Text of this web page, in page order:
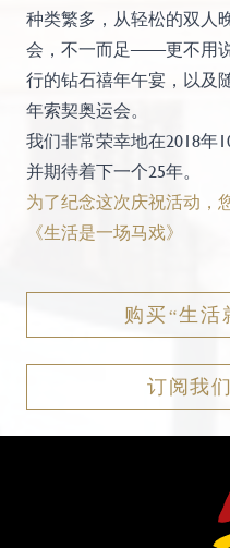
种类繁多，从轻松的双人
会，不一而足——更不用
行的钻石禧年午宴，以及
年索契奥运会。
我们非常荣幸地在2018年
并期待着下一个25年。
为了纪念这次庆祝活动，
《生活是一场马戏》
购买“生活
订阅我